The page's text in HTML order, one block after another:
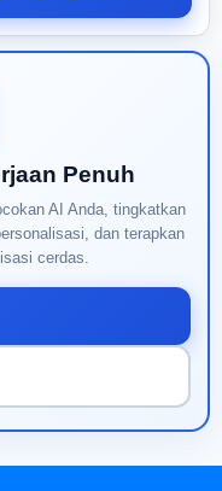
Penuh
AI Anda, tingkatkan
dan terapkan
cerdas.